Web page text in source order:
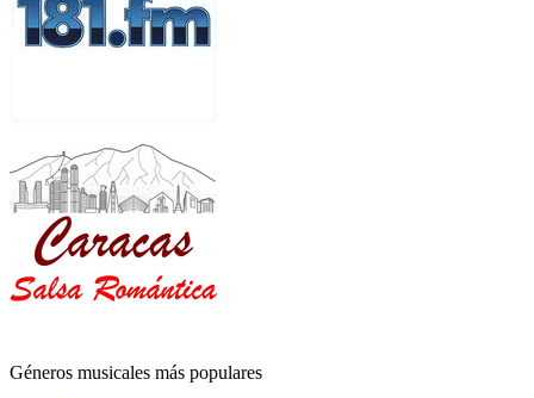
Géneros musicales más populares